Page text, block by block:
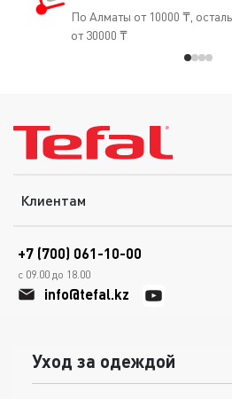
каждого использования
и протирать насухо.
По Алматы от 10000 ₸,
от 30000 ₸
Клиентам
+7 (700) 061-10-00
с 09.00 до 18.00
info@tefal.kz
Уход за одеждой